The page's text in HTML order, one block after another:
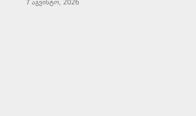
7 აგვისტო, 2026